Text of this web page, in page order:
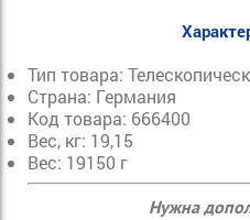
Тип товара:
Страна: Германия
Код товара: 666400
Вес, кг: 19,15
Вес: 19150 г
Нужна